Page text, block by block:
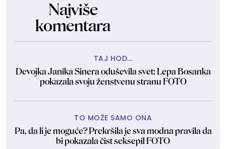
Najviše
komentara
TAJ HOD...
Devojka Janika Sinera oduševila svet: Lepa Bosanka
pokazala svoju ženstvenu stranu FOTO
TO MOŽE SAMO ONA
Pa, da li je moguće? Prekršila je sva modna pravila da
bi pokazala čist seksepil FOTO